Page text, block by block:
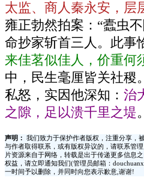
太监、商人秦永安，层
雍正勃然拍案：“蠹虫
命抄家斩首三人。此事
来佳茗似佳人，价重何
中，民生毫厘皆关社稷
私怒，实因他深知： 治
之隙，足以溃千里之堤。
声明：
我们致力于保护作者版权，注重分享，
与作者取得联系，或有版权异议的，请联系管
片资源来自于网络，转载是出于传递更多信息
权益，请立即通知我们(管理员邮箱：
一时间予以删除，并同时向您表示歉意,谢谢!